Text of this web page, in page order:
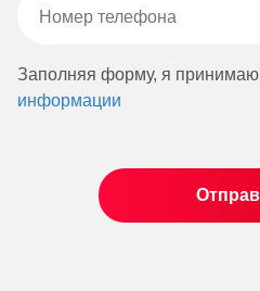
Заполняя форму, я принимаю
информации